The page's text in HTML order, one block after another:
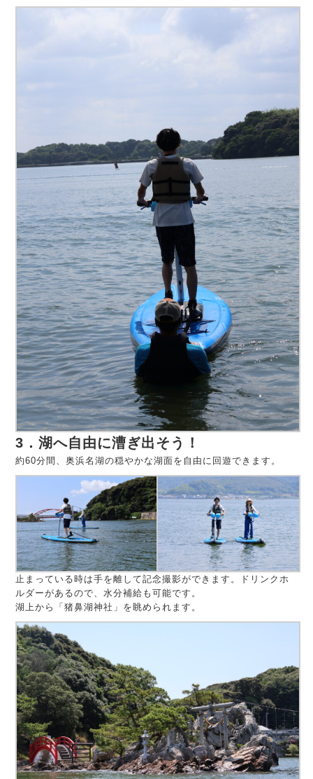
3．湖へ自由に漕ぎ出そう！
約60分間、奥浜名湖の穏やかな湖面を自由に回遊できます。
止まっている時は手を離して記念撮影ができます。ドリンクホ
ルダーがあるので、水分補給も可能です。
湖上から「猪鼻湖神社」を眺められます。